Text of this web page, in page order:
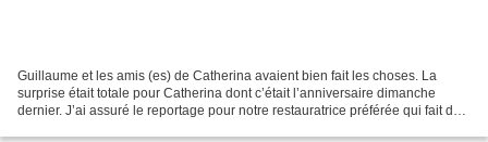
Guillaume et les amis (es) de Catherina avaient bien fait les choses. La
surprise était totale pour Catherina dont c’était l’anniversaire dimanche
dernier. J’ai assuré le reportage pour notre restauratrice préférée qui fait de